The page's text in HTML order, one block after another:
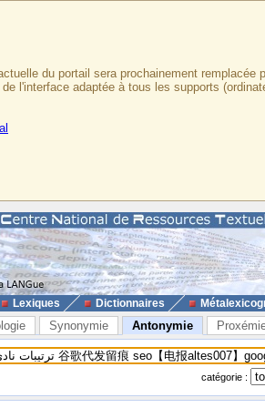
du portail sera prochainement remplacée
l'interface adaptée à tous les supports
Lexiques Dictionnaires
Synonymie Antonymie
catégorie :